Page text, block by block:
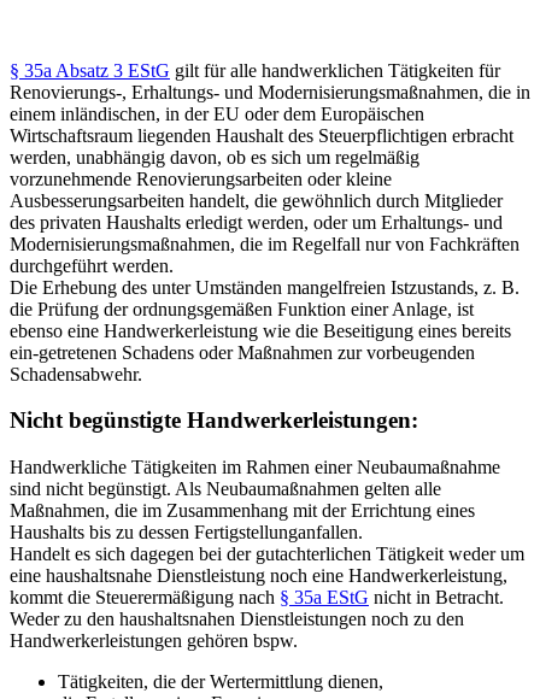
§ 35a Absatz 3 EStG gilt für alle handwerklichen Tätigkeiten für
Renovierungs-, Erhaltungs- und Modernisierungsmaßnahmen, die in
einem inländischen, in der EU oder dem Europäischen
Wirtschaftsraum liegenden Haushalt des Steuerpflichtigen erbracht
werden, unabhängig davon, ob es sich um regelmäßig
vorzunehmende Renovierungsarbeiten oder kleine
Ausbesserungsarbeiten handelt, die gewöhnlich durch Mitglieder
des privaten Haushalts erledigt werden, oder um Erhaltungs- und
Modernisierungsmaßnahmen, die im Regelfall nur von Fachkräften
durchgeführt werden.
Die Erhebung des unter Umständen mangelfreien Istzustands, z. B.
die Prüfung der ordnungsgemäßen Funktion einer Anlage, ist
ebenso eine Handwerkerleistung wie die Beseitigung eines bereits
ein-getretenen Schadens oder Maßnahmen zur vorbeugenden
Schadensabwehr.
Nicht begünstigte Handwerkerleistungen:
Handwerkliche Tätigkeiten im Rahmen einer Neubaumaßnahme
sind nicht begünstigt. Als Neubaumaßnahmen gelten alle
Maßnahmen, die im Zusammenhang mit der Errichtung eines
Haushalts bis zu dessen Fertigstellunganfallen.
Handelt es sich dagegen bei der gutachterlichen Tätigkeit weder um
eine haushaltsnahe Dienstleistung noch eine Handwerkerleistung,
kommt die Steuerermäßigung nach § 35a EStG nicht in Betracht.
Weder zu den haushaltsnahen Dienstleistungen noch zu den
Handwerkerleistungen gehören bspw.
Tätigkeiten, die der Wertermittlung dienen,